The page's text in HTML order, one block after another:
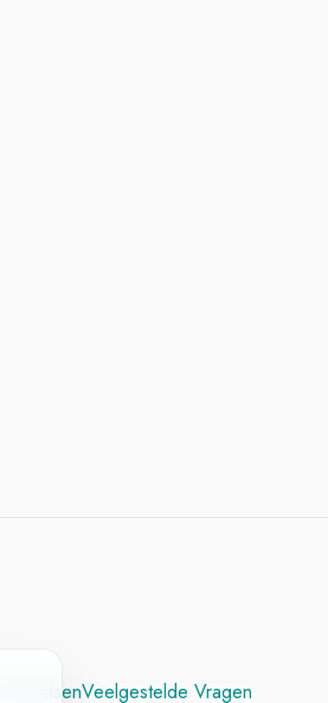
PlaatsenVeelgestelde Vragen